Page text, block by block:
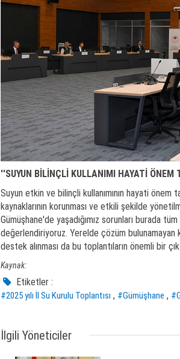
''SUYUN BİLİNÇLİ KULLANIMI HAYATİ ÖNEM
Suyun etkin ve bilinçli kullanımının hayati önem
kaynaklarının korunması ve etkili şekilde
Gümüşhane'de yaşadığımız sorunları burada
değerlendiriyoruz. Yerelde çözüm
destek alınması da bu toplantıların önemli bir
Kaynak:
Etiketler :
#2025 yılı İl Su Kurulu Toplantısı , #Gümüşhane ,
İlgili Yöneticiler